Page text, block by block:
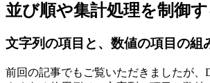
並び順や集計処理を制御す
文字列の項目と、数値の項目の組
前回の記事でもご覧いただきましたが、